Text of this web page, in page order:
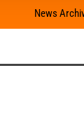
News